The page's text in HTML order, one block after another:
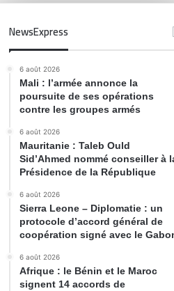
NewsExpress
6 août 2026
Mali : l’armée annonce la
poursuite de ses opérations
contre les groupes armés
6 août 2026
Mauritanie : Taleb Ould
Sid’Ahmed nommé conseiller à
Présidence de la République
6 août 2026
Sierra Leone – Diplomatie : un
protocole d’accord général de
coopération signé avec le
6 août 2026
Afrique : le Bénin et le Maroc
signent 14 accords de